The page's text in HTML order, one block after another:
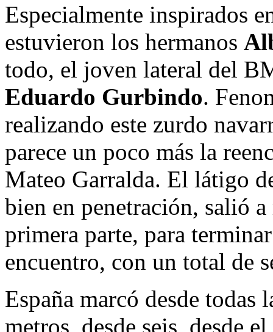
Especialmente inspirados
estuvieron los hermanos
todo, el joven lateral del
Eduardo Gurbindo.
realizando este zurdo
parece un poco más la
Mateo Garralda. El látigo
bien en penetración, salió
primera parte, para
encuentro, con un total de
España marcó desde todas
metros, desde seis, desde